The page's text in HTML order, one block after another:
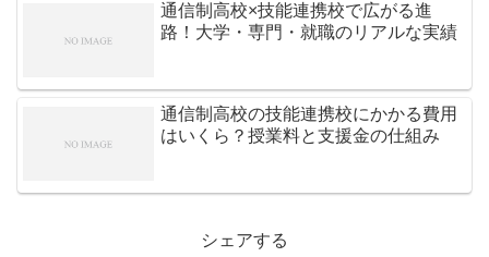
通信制高校×技能連携校で広がる進
路！大学・専門・就職のリアルな実績
通信制高校の技能連携校にかかる費用
はいくら？授業料と支援金の仕組み
シェアする